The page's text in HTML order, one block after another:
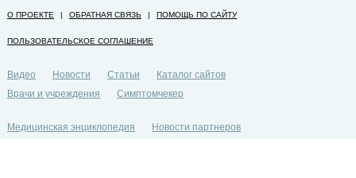
О ПРОЕКТЕ | ОБРАТНАЯ СВЯЗЬ | ПОМОЩЬ ПО САЙТУ
ПОЛЬЗОВАТЕЛЬСКОЕ СОГЛАШЕНИЕ
Видео Новости Статьи
Каталог сайтов
Врачи и учреждения
Симптомчекер
Медицинская энциклопедия
Новости партнеров